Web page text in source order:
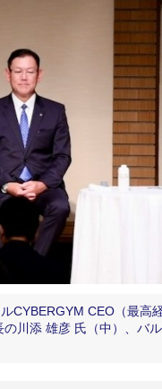
CYBERGYM CEO（最高
川添 雄彦 氏（中）、バ